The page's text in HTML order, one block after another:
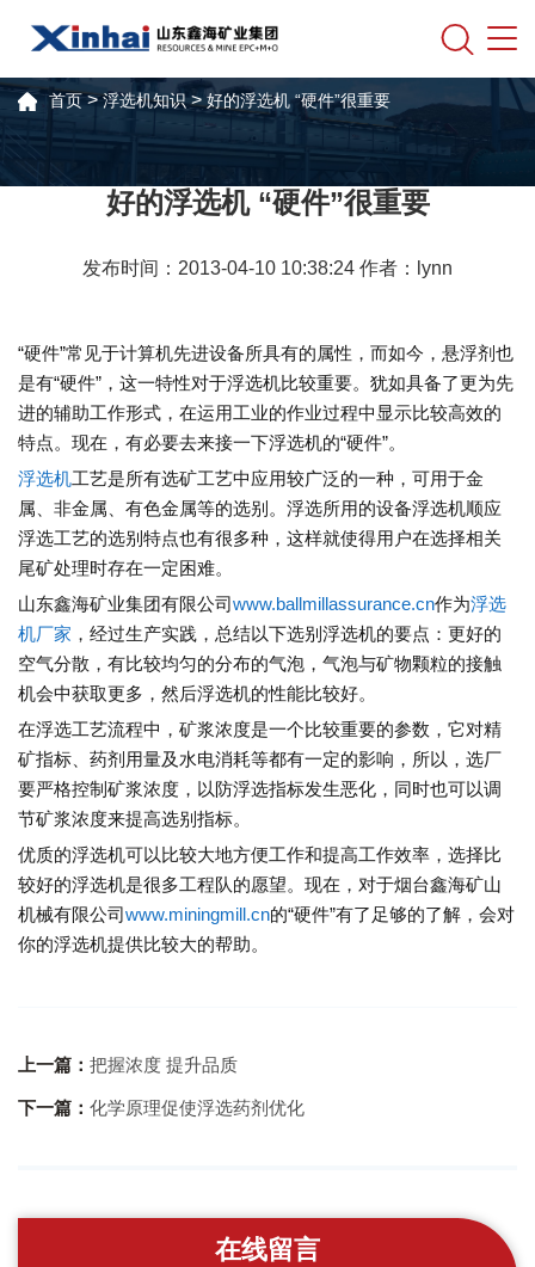
首页>浮选机知识>好的浮选机 “硬件”很重要
好的浮选机 “硬件”很重要
发布时间：2013-04-10 10:38:24 作者：lynn
“硬件”常见于计算机先进设备所具有的属性，而如今，悬浮剂也
是有“硬件”，这一特性对于浮选机比较重要。犹如具备了更为先
进的辅助工作形式，在运用工业的作业过程中显示比较高效的
特点。现在，有必要去来接一下浮选机的“硬件”。
浮选机工艺是所有选矿工艺中应用较广泛的一种，可用于金
属、非金属、有色金属等的选别。浮选所用的设备浮选机顺应
浮选工艺的选别特点也有很多种，这样就使得用户在选择相关
尾矿处理时存在一定困难。
山东鑫海矿业集团有限公司 www.ballmillassurance.cn作为浮选
机厂家 ，经过生产实践，总结以下选别浮选机的要点：更好的
空气分散，有比较均匀的分布的气泡，气泡与矿物颗粒的接触
机会中获取更多，然后浮选机的性能比较好。
在浮选工艺流程中，矿浆浓度是一个比较重要的参数，它对精
矿指标、药剂用量及水电消耗等都有一定的影响，所以，选厂
要严格控制矿浆浓度，以防浮选指标发生恶化，同时也可以调
节矿浆浓度来提高选别指标。
优质的浮选机可以比较大地方便工作和提高工作效率，选择比
较好的浮选机是很多工程队的愿望。现在，对于烟台鑫海矿山
机械有限公司 www.miningmill.cn的“硬件”有了足够的了解，会对
你的浮选机提供比较大的帮助。
上一篇： 把握浓度 提升品质
下一篇： 化学原理促使浮选药剂优化
在线留言